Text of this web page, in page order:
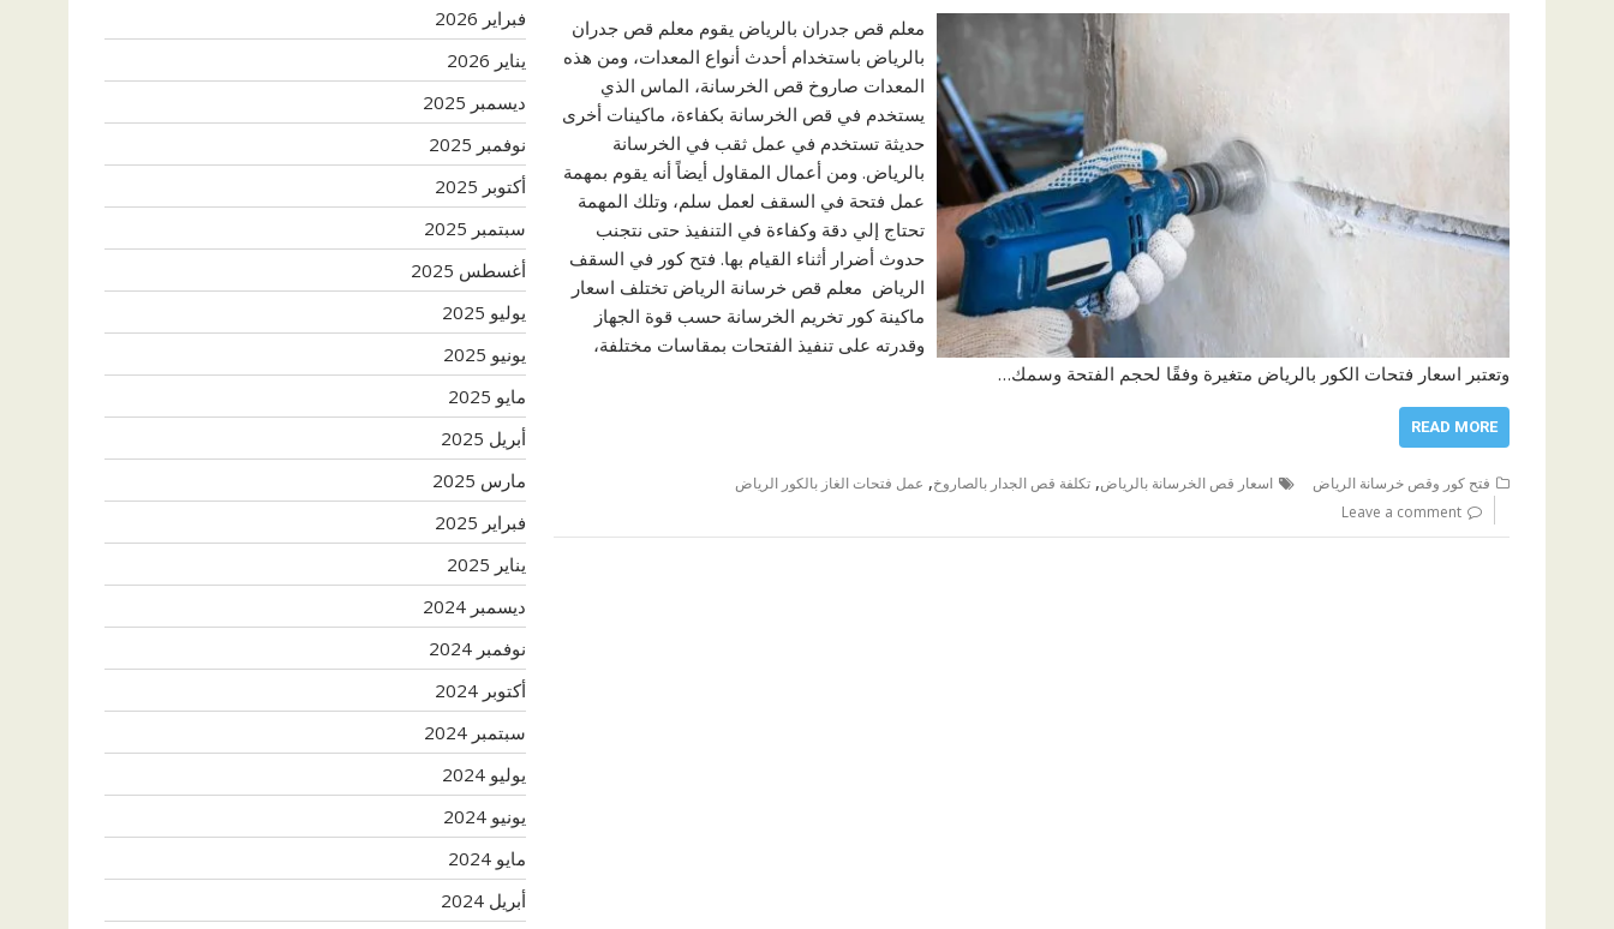
معلم قص جدران بالرياض يقوم معلم قص جدران
بالرياض باستخدام أحدث أنواع المعدات، ومن هذه
المعدات صاروخ قص الخرسانة، الماس الذي
يستخدم في قص الخرسانة بكفاءة، ماكينات أخرى
حديثة تستخدم في عمل ثقب في الخرسانة
بالرياض. ومن أعمال المقاول أيضاً أنه يقوم بمهمة
عمل فتحة في السقف لعمل سلم، وتلك المهمة
تحتاج إلي دقة وكفاءة في التنفيذ حتى نتجنب
حدوث أضرار أثناء القيام بها. فتح كور في السقف
الرياض معلم قص خرسانة الرياض تختلف اسعار
ماكينة كور تخريم الخرسانة حسب قوة الجهاز
وقدرته على تنفيذ الفتحات بمقاسات مختلفة،
وتعتبر اسعار فتحات الكور بالرياض متغيرة وفقًا لحجم الفتحة وسمك…
READ MORE
فتح كور وقص خرسانة الرياض اسعار قص الخرسانة بالرياض, تكلفة قص الجدار بالصاروخ, عمل فتحات الغاز بالكور الرياض
Leave a comment
فبراير 2026
يناير 2026
ديسمبر 2025
نوفمبر 2025
أكتوبر 2025
سبتمبر 2025
أغسطس 2025
يوليو 2025
يونيو 2025
مايو 2025
أبريل 2025
مارس 2025
فبراير 2025
يناير 2025
ديسمبر 2024
نوفمبر 2024
أكتوبر 2024
سبتمبر 2024
يوليو 2024
يونيو 2024
مايو 2024
أبريل 2024